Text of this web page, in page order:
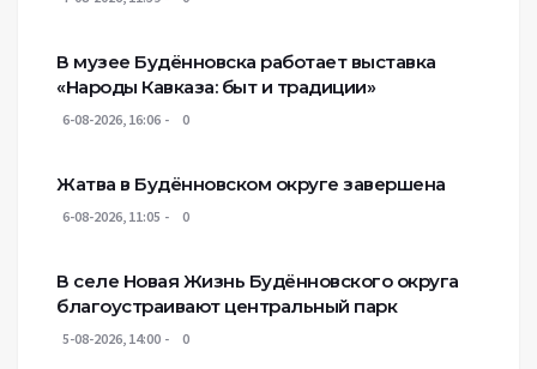
В музее Будённовска работает выставка
«Народы Кавказа: быт и традиции»
6-08-2026, 16:06 0
Жатва в Будённовском округе завершена
6-08-2026, 11:05 0
В селе Новая Жизнь Будённовского округа
благоустраивают центральный парк
5-08-2026, 14:00 0